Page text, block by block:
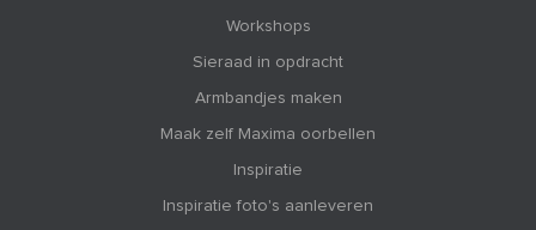
Workshops
Sieraad in opdracht
Armbandjes maken
Maak zelf Maxima oorbellen
Inspiratie
Inspiratie foto's aanleveren